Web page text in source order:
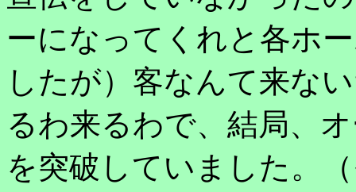
ーになってくれと各ホ
したが）客なんて来な
るわ来るわで、結局、
を突破していました。